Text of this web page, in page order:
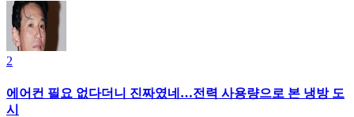
2
에어컨 필요 없다더니 진짜였네…전력 사용량으로 본 냉방 도
시